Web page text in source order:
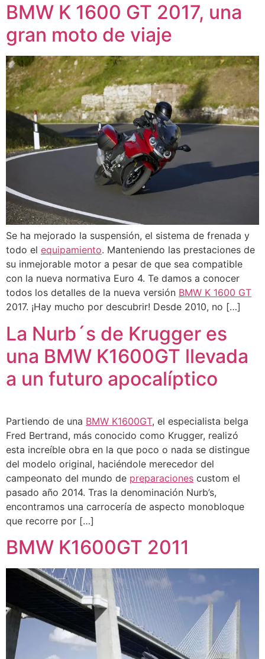
BMW K 1600 GT 2017, una
gran moto de viaje
Se ha mejorado la suspensión, el sistema de frenada y
todo el equipamiento. Manteniendo las prestaciones de
su inmejorable motor a pesar de que sea compatible
con la nueva normativa Euro 4. Te damos a conocer
todos los detalles de la nueva versión BMW K 1600 GT
2017. ¡Hay mucho por descubrir! Desde 2010, no […]
La Nurb´s de Krugger es
una BMW K1600GT llevada
a un futuro apocalíptico
Partiendo de una BMW K1600GT, el especialista belga
Fred Bertrand, más conocido como Krugger, realizó
esta increíble obra en la que poco o nada se distingue
del modelo original, haciéndole merecedor del
campeonato del mundo de preparaciones custom el
pasado año 2014. Tras la denominación Nurb’s,
encontramos una carrocería de aspecto monobloque
que recorre por […]
BMW K1600GT 2011